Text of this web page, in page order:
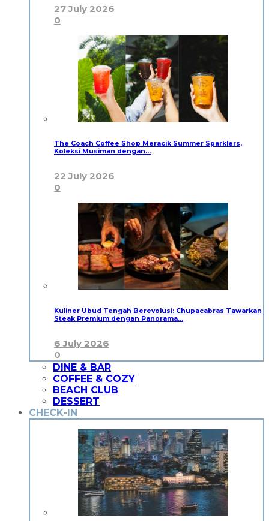
27 July 2026
0
The Coach Coffee Shop Meracik Summer Sparklers,
Koleksi Musiman dengan…
22 July 2026
0
Kuliner Ubud Tengah Berevolusi: Chupacabras Tawarkan
Steak Premium dengan Panorama…
6 July 2026
0
DINE & BAR
COFFEE & COZY
BEACH CLUB
DESSERT
CHECK-IN